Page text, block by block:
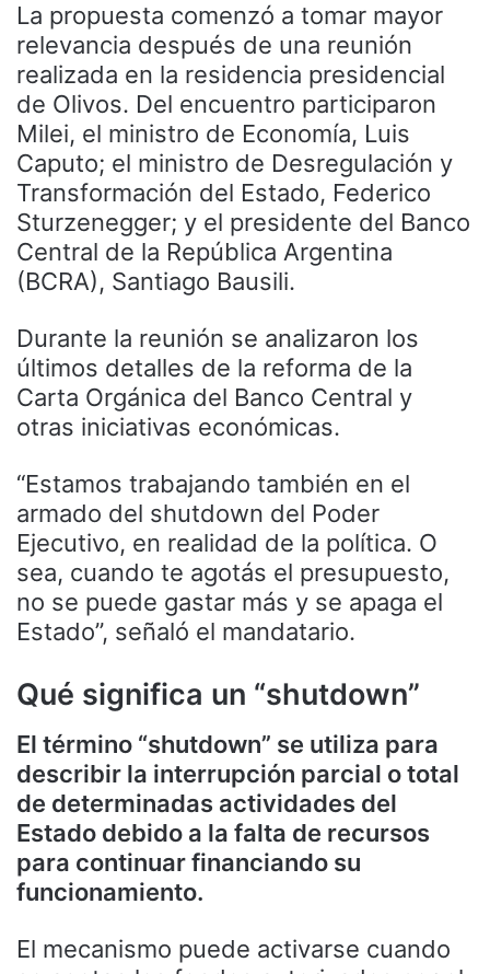
La propuesta comenzó a tomar mayor
relevancia después de una reunión
realizada en la residencia presidencial
de Olivos. Del encuentro participaron
Milei, el ministro de Economía, Luis
Caputo; el ministro de Desregulación y
Transformación del Estado, Federico
Sturzenegger; y el presidente del Banco
Central de la República Argentina
(BCRA), Santiago Bausili.
Durante la reunión se analizaron los
últimos detalles de la reforma de la
Carta Orgánica del Banco Central y
otras iniciativas económicas.
“Estamos trabajando también en el
armado del shutdown del Poder
Ejecutivo, en realidad de la política. O
sea, cuando te agotás el presupuesto,
no se puede gastar más y se apaga el
Estado”, señaló el mandatario.
Qué significa un “shutdown”
El término “shutdown” se utiliza para
describir la interrupción parcial o total
de determinadas actividades del
Estado debido a la falta de recursos
para continuar financiando su
funcionamiento.
El mecanismo puede activarse cuando